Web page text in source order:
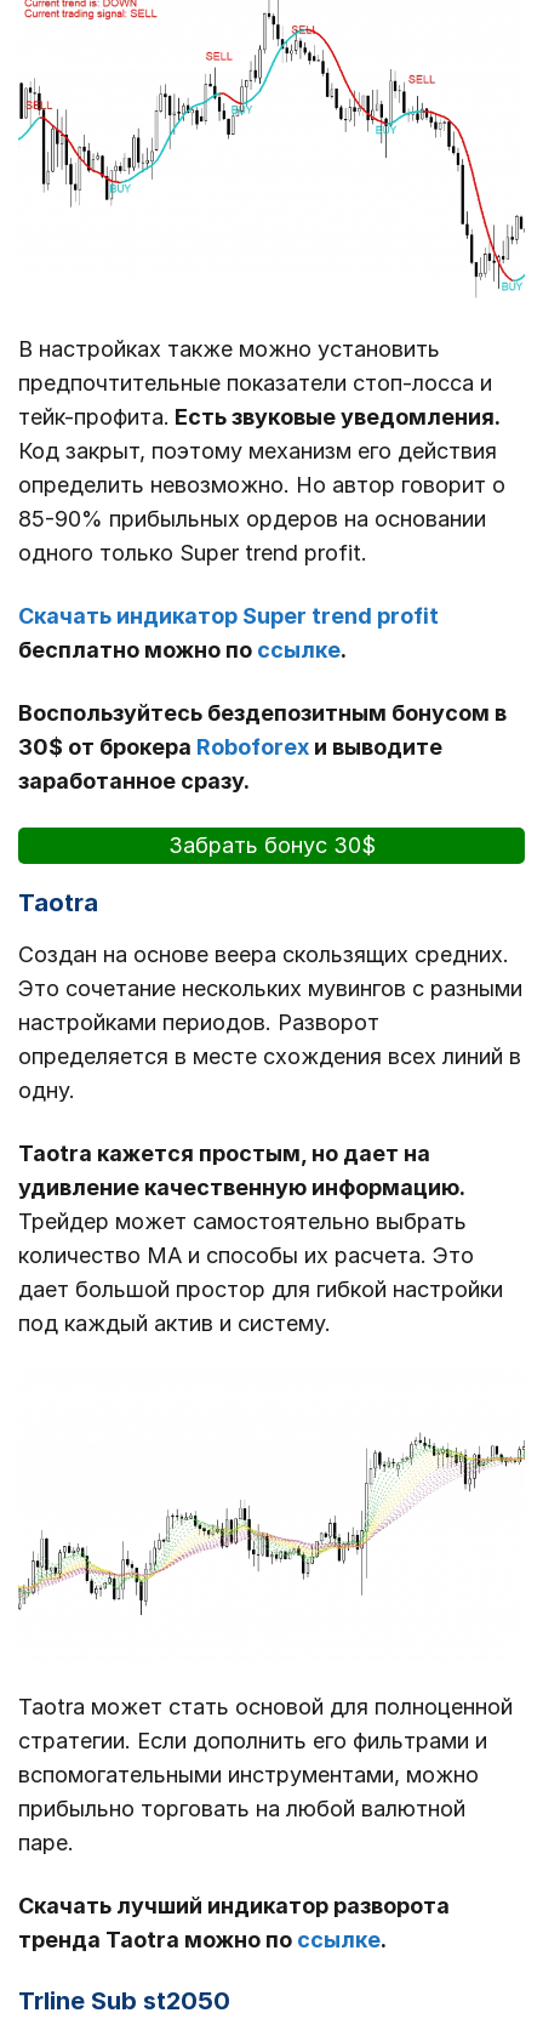
В настройках также можно установить
предпочтительные показатели стоп-лосса и
тейк-профита. Есть звуковые уведомления.
Код закрыт, поэтому механизм его действия
определить невозможно. Но автор говорит о
85-90% прибыльных ордеров на основании
одного только Super trend profit.
Скачать индикатор Super trend profit
бесплатно можно по ссылке.
Воспользуйтесь бездепозитным бонусом в
30$ от брокера Roboforex и выводите
заработанное сразу.
Забрать бонус 30$
Taotra
Создан на основе веера скользящих средних.
Это сочетание нескольких мувингов с разными
настройками периодов. Разворот
определяется в месте схождения всех линий в
одну.
Taotra кажется простым, но дает на
удивление качественную информацию.
Трейдер может самостоятельно выбрать
количество МА и способы их расчета. Это
дает большой простор для гибкой настройки
под каждый актив и систему.
Taotra может стать основой для полноценной
стратегии. Если дополнить его фильтрами и
вспомогательными инструментами, можно
прибыльно торговать на любой валютной
паре.
Скачать лучший индикатор разворота
тренда Taotra можно по ссылке.
Trline Sub st2050